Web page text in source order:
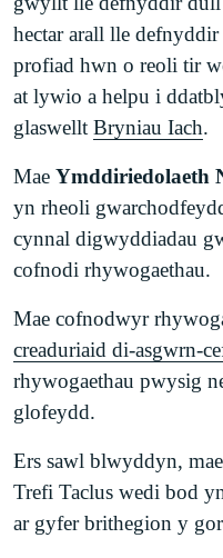
hectar arall lle
profiad hwn o reoli tir
at lywio a helpu i
glaswellt Bryniau Iach.
Mae Ymddiriedolaeth
yn rheoli
cynnal digwyddiadau
cofnodi rhywogaethau.
Mae cofnodwyr
creaduriaid di-asgwrn-
rhywogaethau pwysig
glofeydd.
Ers sawl blwyddyn,
Trefi Taclus wedi bod
ar gyfer brithegion y